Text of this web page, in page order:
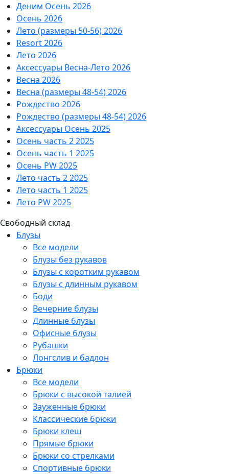
Деним Осень 2026
Осень 2026
Лето (размеры 50-56) 2026
Resort 2026
Лето 2026
Аксессуары Весна-Лето 2026
Весна 2026
Весна (размеры 48-54) 2026
Рождество 2026
Рождество (размеры 48-54) 2026
Аксессуары Осень 2025
Осень часть 2 2025
Осень часть 1 2025
Осень PW 2025
Лето часть 2 2025
Лето часть 1 2025
Лето PW 2025
Свободный склад
Блузы
Все модели
Блузы без рукавов
Блузы с коротким рукавом
Блузы с длинным рукавом
Боди
Вечерние блузы
Длинные блузы
Офисные блузы
Рубашки
Лонгслив и бадлон
Брюки
Все модели
Брюки с высокой талией
Зауженные брюки
Классические брюки
Брюки клеш
Прямые брюки
Брюки со стрелками
Спортивные брюки